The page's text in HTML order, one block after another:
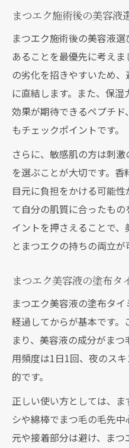
まつエク施術後の美容液
まつエク施術後の美容液
あることを最優先に考え
の劣化を招きやすいため
に直結します。また、保
効果が期待できるペプチ
もチェックポイントです。
さらに、敏感肌の方は刺
を選ぶことが大切です。
目元に負担をかける可能
て自分の肌質に合ったも
イントを押さえることで
とまつエクの持ちの両立が
まつエク美容液の塗布タ
まつエク美容液の塗布タ
経過してからが基本です
まり、美容液の成分がま
用頻度は1日1回、夜のス
的です。
正しい使い方としては、
シや綿棒でまつ毛の毛先
元や接着部分は避け、ま